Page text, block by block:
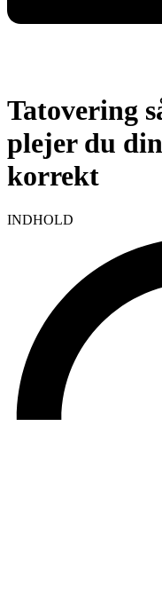
Tatovering
plejer du
korrekt
INDHOLD